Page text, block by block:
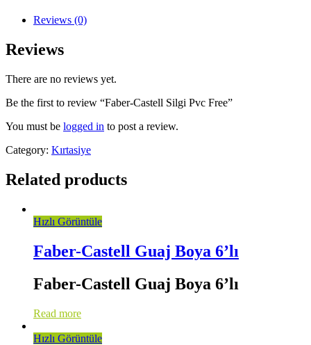
Reviews (0)
Reviews
There are no reviews yet.
Be the first to review “Faber-Castell Silgi Pvc Free”
You must be logged in to post a review.
Category: Kırtasiye
Related products
Hızlı Görüntüle
Faber-Castell Guaj Boya 6’lı
Faber-Castell Guaj Boya 6’lı
Read more
Hızlı Görüntüle